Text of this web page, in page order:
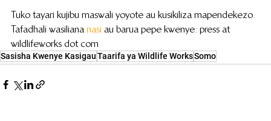
Tuko tayari kujibu maswali yoyote au kusikiliza mapendekezo.
Tafadhali wasiliana nasi: au barua pepe kwenye: press at
wildlifeworks dot com
Sasisha Kwenye KasigauTaarifa ya Wildlife WorksSomo